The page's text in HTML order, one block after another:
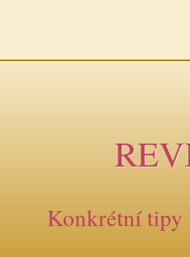
Konkrétní tipy